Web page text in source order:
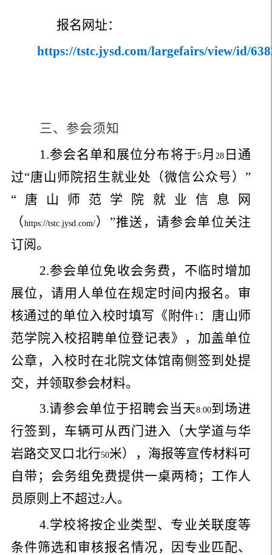
报名网址：
https://tstc.jysd.com/largefairs/view/id/
三、参会须知
1.参会名单和展位分布将于5月28 日通
过“唐山师院招生就业处（微信公众号）”
“唐山师范学院就业信息网
（ https://tstc.jysd.com/）”推送，请参会单位关注
订阅。
2.参会单位免收会务费，不临时增加
展位，请用人单位在规定时间内报名。审
核通过的单位入校时填写《附件 1 ：唐山师
范学院入校招聘单位登记表》，加盖单位
公章，入校时在北院文体馆南侧签到处提
交，并领取参会材料。
3.请参会单位于招聘会当天8:00到场进
行签到，车辆可从西门进入（大学道与华
岩路交叉口北行50米），海报等宣传材料可
自带；会务组免费提供一桌两椅；工作人
员原则上不超过2人。
4.学校将按企业类型、专业关联度等
条件筛选和审核报名情况，因专业匹配、